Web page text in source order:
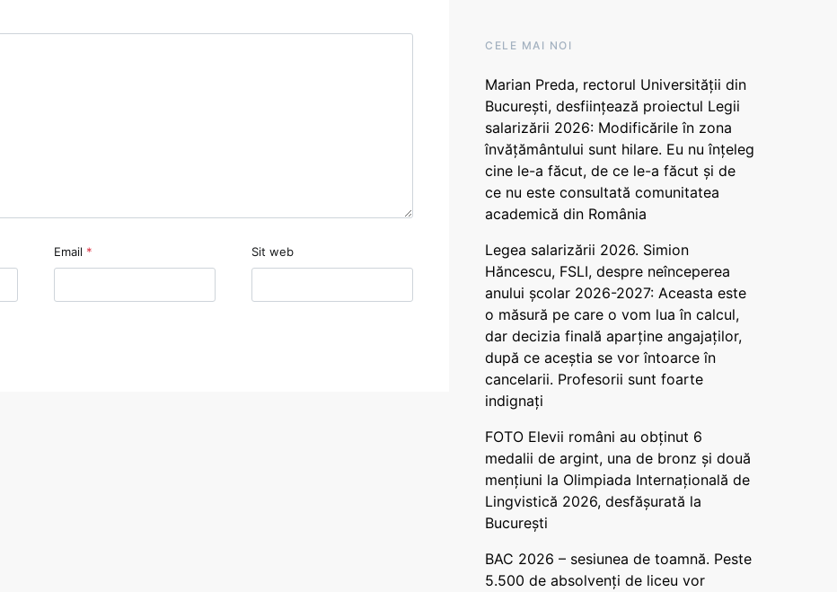
Email * Sit web
CELE MAI NOI
Marian Preda, rectorul Universității din
București, desființează proiectul Legii
salarizării 2026: Modificările în zona
învățământului sunt hilare. Eu nu înțeleg
cine le-a făcut, de ce le-a făcut și de
ce nu este consultată comunitatea
academică din România
Legea salarizării 2026. Simion
Hăncescu, FSLI, despre neînceperea
anului școlar 2026-2027: Aceasta este
o măsură pe care o vom lua în calcul,
dar decizia finală aparține angajaților,
după ce aceștia se vor întoarce în
cancelarii. Profesorii sunt foarte
indignați
FOTO Elevii români au obținut 6
medalii de argint, una de bronz și două
mențiuni la Olimpiada Internațională de
Lingvistică 2026, desfășurată la
București
BAC 2026 – sesiunea de toamnă. Peste
5.500 de absolvenți de liceu vor